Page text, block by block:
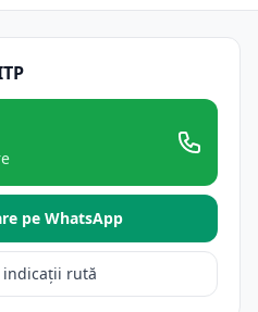
pe WhatsApp
indicații rută